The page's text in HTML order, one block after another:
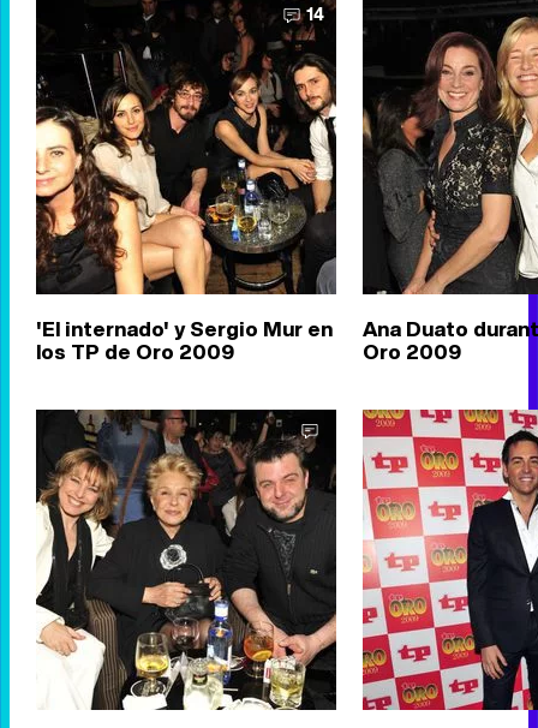
14
'El internado' y Sergio Mur en
los TP de Oro 2009
Ana Duato
Oro 2009